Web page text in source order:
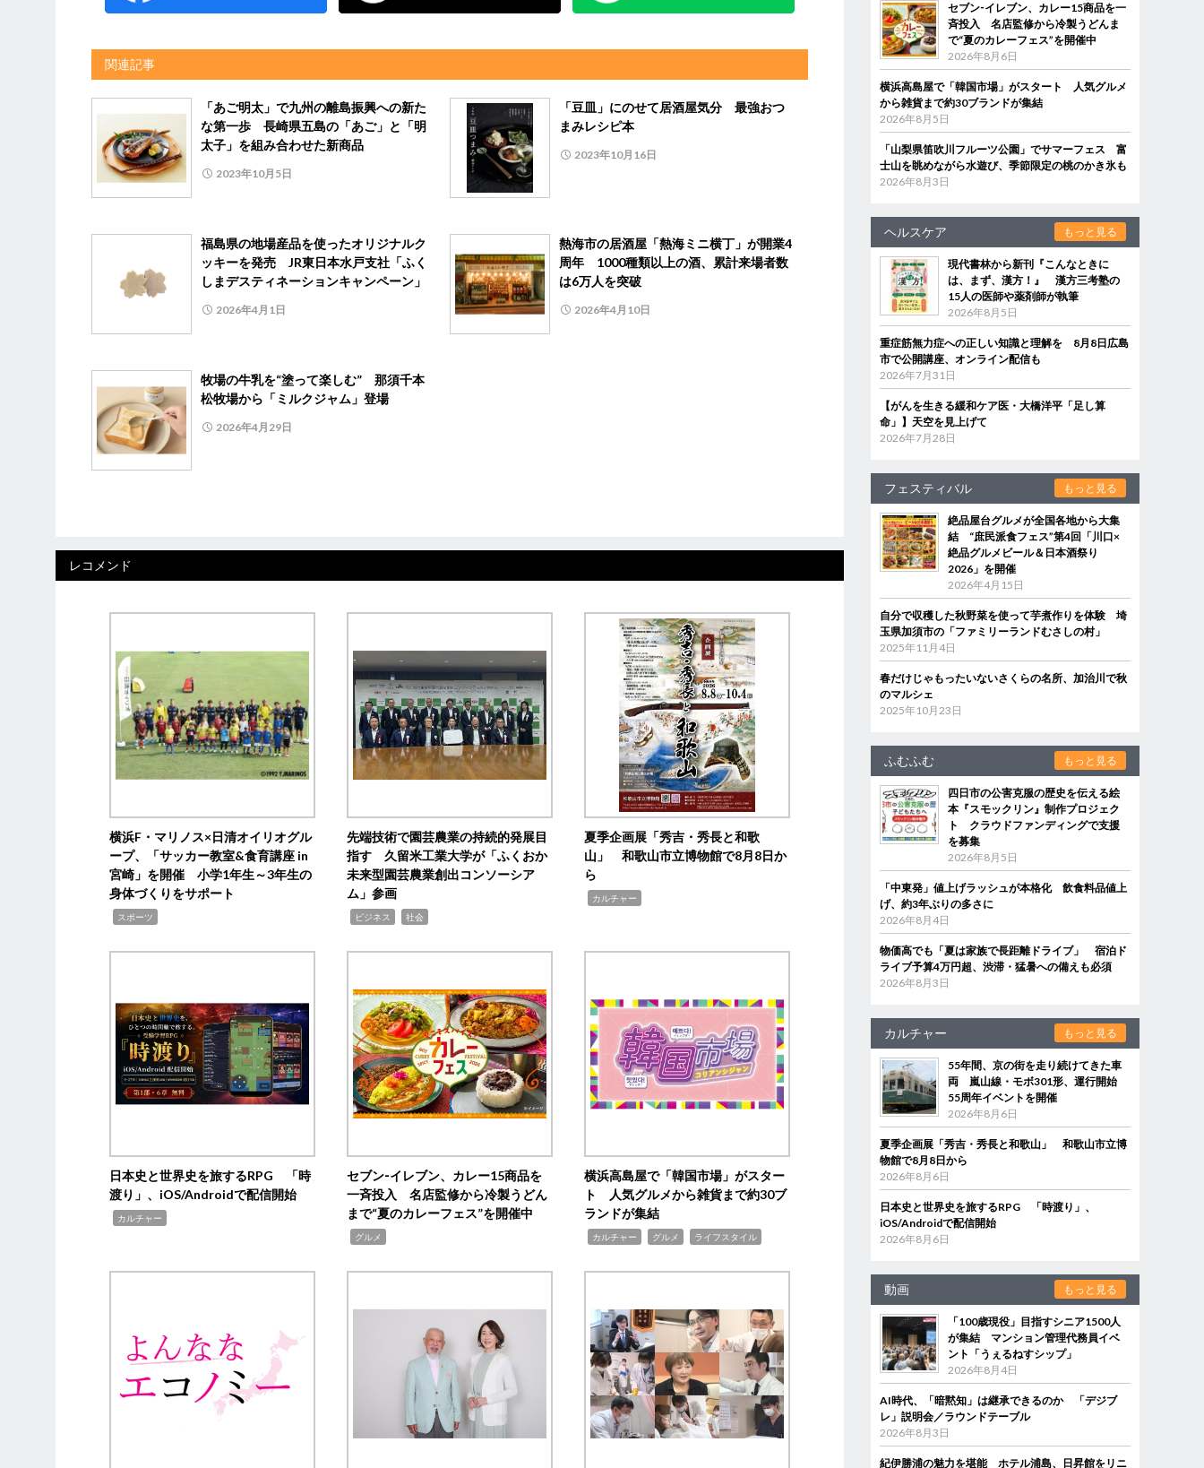
関連記事
「あご明太」で九州の離島振興への新た
な第一歩 長崎県五島の「あご」と「明
太子」を組み合わせた新商品
2023年10月5日
「豆皿」にのせて居酒屋気分 最強おつ
まみレシピ本
2023年10月16日
福島県の地場産品を使ったオリジナルク
ッキーを発売 JR東日本水戸支社「ふく
しまデスティネーションキャンペーン」
2026年4月1日
熱海市の居酒屋「熱海ミニ横丁」が開業4
周年 1000種類以上の酒、累計来場者数
は6万人を突破
2026年4月10日
牧場の牛乳を“塗って楽しむ” 那須千本
松牧場から「ミルクジャム」登場
2026年4月29日
レコメンド
横浜F・マリノス×日清オイリオグル
ープ、「サッカー教室&食育講座 in
宮崎」を開催 小学1年生～3年生の
身体づくりをサポート
スポーツ
先端技術で園芸農業の持続的発展目
指す 久留米工業大学が「ふくおか
未来型園芸農業創出コンソーシア
ム」参画
ビジネス 社会
夏季企画展「秀吉・秀長と和歌
山」 和歌山市立博物館で8月8日か
ら
カルチャー
日本史と世界史を旅するRPG 「時
渡り」、iOS/Androidで配信開始
カルチャー
セブン‐イレブン、カレー15商品を
一斉投入 名店監修から冷製うどん
まで“夏のカレーフェス”を開催中
グルメ
横浜高島屋で「韓国市場」がスター
ト 人気グルメから雑貨まで約30ブ
ランドが集結
カルチャー グルメ ライフスタイル
セブン‐イレブン、カレー15商品を一
斉投入 名店監修から冷製うどんま
で“夏のカレーフェス”を開催中
2026年8月6日
横浜高島屋で「韓国市場」がスタート 人気グルメ
から雑貨まで約30ブランドが集結
2026年8月5日
「山梨県笛吹川フルーツ公園」でサマーフェス 富
士山を眺めながら水遊び、季節限定の桃のかき氷も
2026年8月3日
ヘルスケア もっと見る
現代書林から新刊『こんなときに
は、まず、漢方！』 漢方三考塾の
15人の医師や薬剤師が執筆
2026年8月5日
重症筋無力症への正しい知識と理解を 8月8日広島
市で公開講座、オンライン配信も
2026年7月31日
【がんを生きる緩和ケア医・大橋洋平「足し算
命」】天空を見上げて
2026年7月28日
フェスティバル もっと見る
絶品屋台グルメが全国各地から大集
結 “庶民派食フェス”第4回「川口×
絶品グルメビール＆日本酒祭り
2026」を開催
2026年4月15日
自分で収穫した秋野菜を使って芋煮作りを体験 埼
玉県加須市の「ファミリーランドむさしの村」
2025年11月4日
春だけじゃもったいないさくらの名所、加治川で秋
のマルシェ
2025年10月23日
ふむふむ もっと見る
四日市の公害克服の歴史を伝える絵
本『スモックリン』制作プロジェク
ト クラウドファンディングで支援
を募集
2026年8月5日
「中東発」値上げラッシュが本格化 飲食料品値上
げ、約3年ぶりの多さに
2026年8月4日
物価高でも「夏は家族で長距離ドライブ」 宿泊ド
ライブ予算4万円超、渋滞・猛暑への備えも必須
2026年8月3日
カルチャー もっと見る
55年間、京の街を走り続けてきた車
両 嵐山線・モボ301形、運行開始
55周年イベントを開催
2026年8月6日
夏季企画展「秀吉・秀長と和歌山」 和歌山市立博
物館で8月8日から
2026年8月6日
日本史と世界史を旅するRPG 「時渡り」、
iOS/Androidで配信開始
2026年8月6日
動画 もっと見る
「100歳現役」目指すシニア1500人
が集結 マンション管理代務員イベ
ント「うぇるねすシップ」
2026年8月4日
AI時代、「暗黙知」は継承できるのか 「デジブ
レ」説明会／ラウンドテーブル
2026年8月3日
紀伊勝浦の魅力を堪能 ホテル浦島、日昇館をリニ